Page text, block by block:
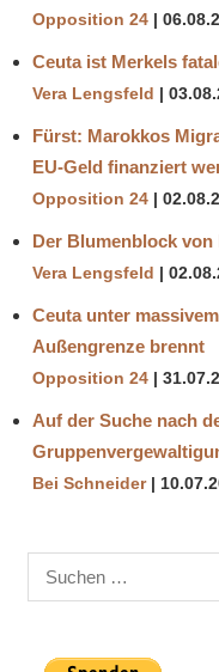
Opposition 24
Ceuta ist Merkels
Vera Lengsfeld
Fürst: Marokkos
EU-Geld finanziert
Opposition 24
Der Blumenblock von
Vera Lengsfeld
Ceuta unter
Außengrenze brennt
Opposition 24
Auf der Suche nach
Bei Schneider
Suchen
nach: